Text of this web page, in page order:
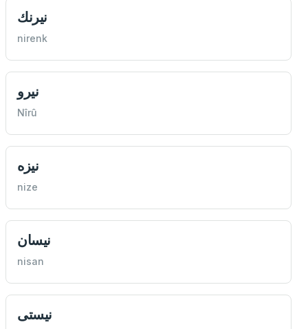
نيرنك
nirenk
نيرو
Nîrû
نيزه
nize
نيسان
nisan
نيستی